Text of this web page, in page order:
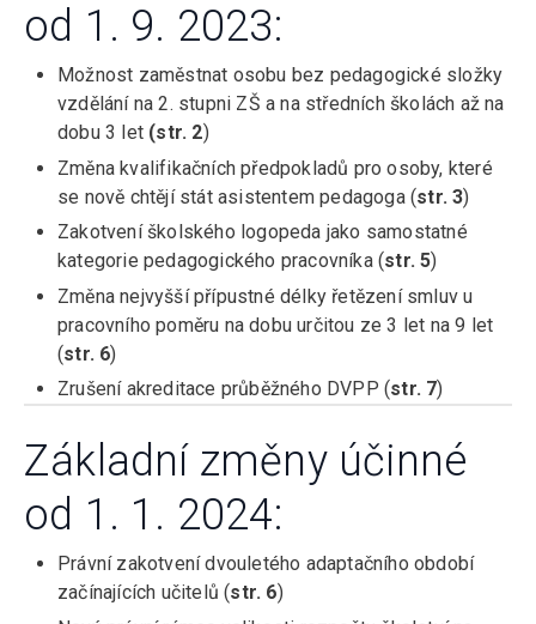
od 1. 9. 2023:
Možnost zaměstnat osobu bez pedagogické složky
vzdělání na 2. stupni ZŠ a na středních školách až na
dobu 3 let (str. 2)
Změna kvalifikačních předpokladů pro osoby, které
se nově chtějí stát asistentem pedagoga (str. 3)
Zakotvení školského logopeda jako samostatné
kategorie pedagogického pracovníka (str. 5)
Změna nejvyšší přípustné délky řetězení smluv u
pracovního poměru na dobu určitou ze 3 let na 9 let
(str. 6)
Zrušení akreditace průběžného DVPP (str. 7)
Základní změny účinné
od 1. 1. 2024:
Právní zakotvení dvouletého adaptačního období
začínajících učitelů (str. 6)